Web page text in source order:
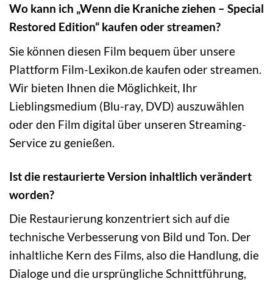
Wo kann ich „Wenn die Kraniche ziehen – Special
Restored Edition“ kaufen oder streamen?
Sie können diesen Film bequem über unsere
Plattform Film-Lexikon.de kaufen oder streamen.
Wir bieten Ihnen die Möglichkeit, Ihr
Lieblingsmedium (Blu-ray, DVD) auszuwählen
oder den Film digital über unseren Streaming-
Service zu genießen.
Ist die restaurierte Version inhaltlich verändert
worden?
Die Restaurierung konzentriert sich auf die
technische Verbesserung von Bild und Ton. Der
inhaltliche Kern des Films, also die Handlung, die
Dialoge und die ursprüngliche Schnittführung,